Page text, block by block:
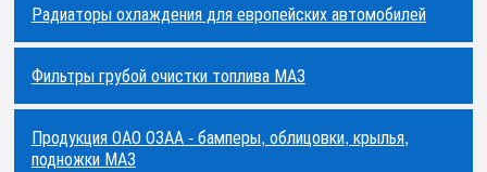
Радиаторы охлаждения для европейских автомобилей
Фильтры грубой очистки топлива МАЗ
Продукция ОАО ОЗАА - бамперы, облицовки, крылья,
подножки МАЗ